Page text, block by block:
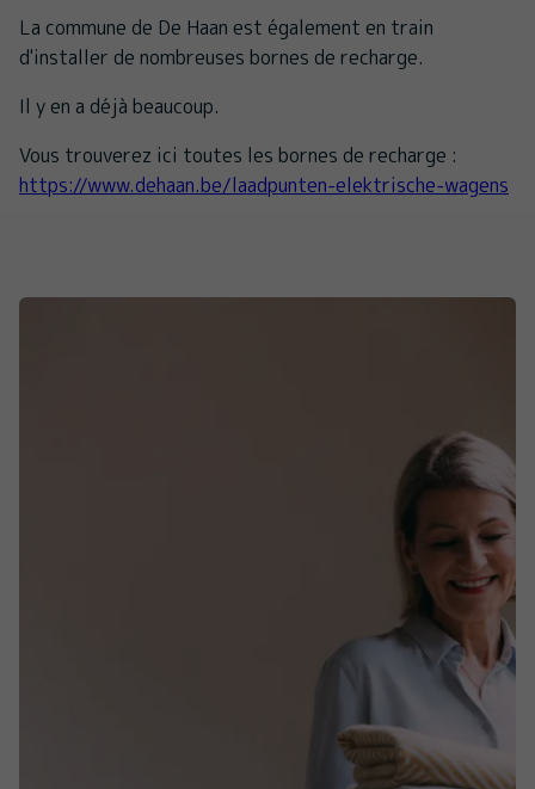
La commune de De Haan est également en train
d'installer de nombreuses bornes de recharge.
Il y en a déjà beaucoup.
Vous trouverez ici toutes les bornes de recharge :
https://www.dehaan.be/laadpunten-elektrische-wagens